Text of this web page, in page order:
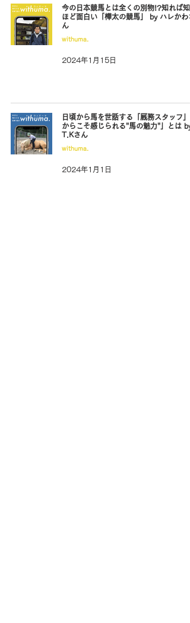
今の日本競馬とは全くの別物!?知れば知
ほど面白い「樺太の競馬」 by ハレかわ
ん
withuma.
2024年1月15日
日頃から馬を世話する「厩務スタッフ」
からこそ感じられる"馬の魅力"」とは by
T.Kさん
withuma.
2024年1月1日